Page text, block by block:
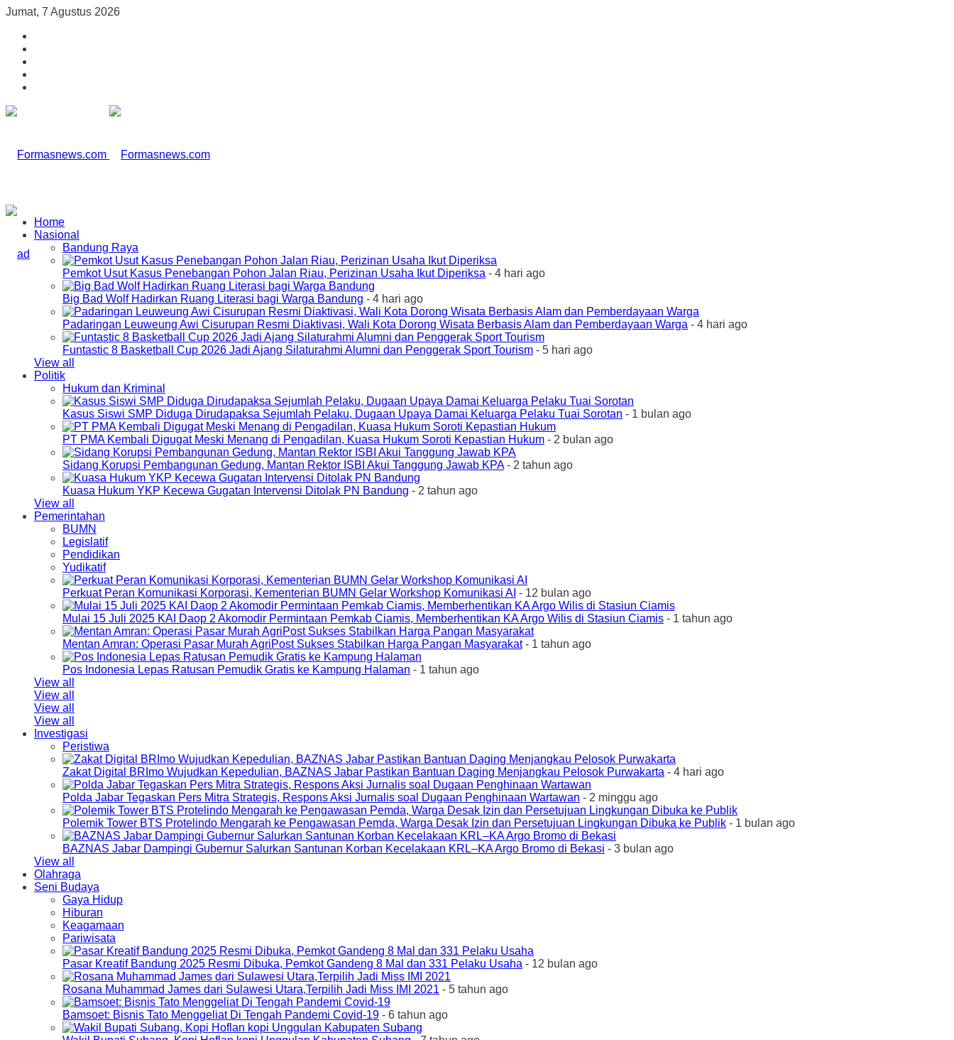
Jumat, 7 Agustus 2026
Home
Nasional
Bandung Raya
Pemkot Usut Kasus Penebangan Pohon Jalan Riau, Perizinan Usaha Ikut Diperiksa - 4 hari ago
Big Bad Wolf Hadirkan Ruang Literasi bagi Warga Bandung - 4 hari ago
Padaringan Leuweung Awi Cisurupan Resmi Diaktivasi, Wali Kota Dorong Wisata Berbasis Alam dan Pemberdayaan Warga - 4 hari ago
Funtastic 8 Basketball Cup 2026 Jadi Ajang Silaturahmi Alumni dan Penggerak Sport Tourism - 5 hari ago
View all
Politik
Hukum dan Kriminal
Kasus Siswi SMP Diduga Dirudapaksa Sejumlah Pelaku, Dugaan Upaya Damai Keluarga Pelaku Tuai Sorotan - 1 bulan ago
PT PMA Kembali Digugat Meski Menang di Pengadilan, Kuasa Hukum Soroti Kepastian Hukum - 2 bulan ago
Sidang Korupsi Pembangunan Gedung, Mantan Rektor ISBI Akui Tanggung Jawab KPA- 2 tahun ago
Kuasa Hukum YKP Kecewa Gugatan Intervensi Ditolak PN Bandung - 2 tahun ago
View all
Pemerintahan
BUMN
Legislatif
Pendidikan
Yudikatif
Perkuat Peran Komunikasi Korporasi, Kementerian BUMN Gelar Workshop Komunikasi AI - 12 bulan ago
Mulai 15 Juli 2025 KAI Daop 2 Akomodir Permintaan Pemkab Ciamis, Memberhentikan KA Argo Wilis di Stasiun Ciamis - 1 tahun ago
Mentan Amran: Operasi Pasar Murah AgriPost Sukses Stabilkan Harga Pangan Masyarakat- 1 tahun ago
Pos Indonesia Lepas Ratusan Pemudik Gratis ke Kampung Halaman - 1 tahun ago
View all
View all
View all
View all
Investigasi
Peristiwa
Zakat Digital BRImo Wujudkan Kepedulian, BAZNAS Jabar Pastikan Bantuan Daging Menjangkau Pelosok Purwakarta - 4 hari ago
Polda Jabar Tegaskan Pers Mitra Strategis, Respons Aksi Jurnalis soal Dugaan Penghinaan Wartawan - 2 minggu ago
Polemik Tower BTS Protelindo Mengarah ke Pengawasan Pemda, Warga Desak Izin dan Persetujuan Lingkungan Dibuka ke Publik - 1 bulan ago
BAZNAS Jabar Dampingi Gubernur Salurkan Santunan Korban Kecelakaan KRL–KA Argo Bromo di Bekasi - 3 bulan ago
View all
Olahraga
Seni Budaya
Gaya Hidup
Hiburan
Keagamaan
Pariwisata
Pasar Kreatif Bandung 2025 Resmi Dibuka, Pemkot Gandeng 8 Mal dan 331 Pelaku Usaha - 12 bulan ago
Rosana Muhammad James dari Sulawesi Utara,Terpilih Jadi Miss IMI 2021 - 5 tahun ago
Bamsoet: Bisnis Tato Menggeliat Di Tengah Pandemi Covid-19 - 6 tahun ago